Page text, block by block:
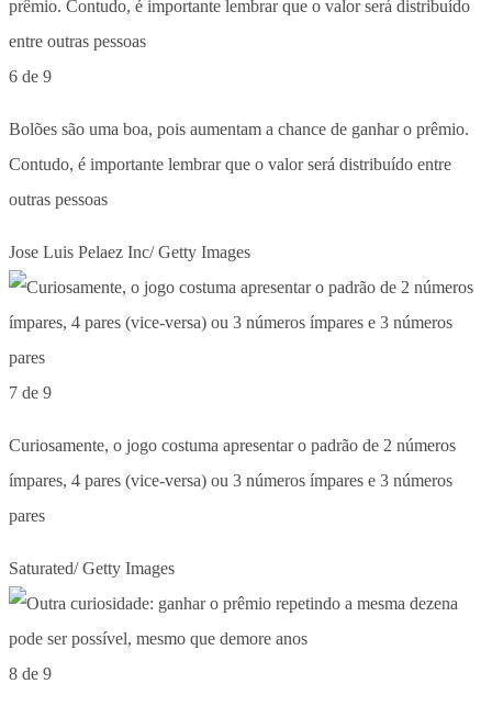
6 de 9
Bolões são uma boa, pois aumentam a chance de ganhar o prêmio.
Contudo, é importante lembrar que o valor será distribuído entre
outras pessoas
Jose Luis Pelaez Inc/ Getty Images
7 de 9
Curiosamente, o jogo costuma apresentar o padrão de 2 números
ímpares, 4 pares (vice-versa) ou 3 números ímpares e 3 números
pares
Saturated/ Getty Images
8 de 9